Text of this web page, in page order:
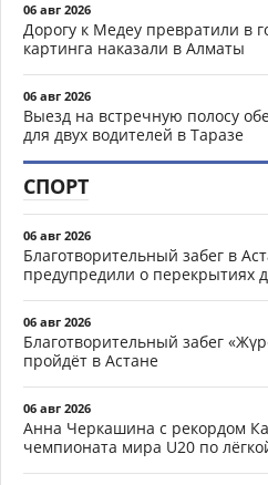
06 авг 2026
Дорогу к Медеу превратили в
картинга наказали в Алматы
06 авг 2026
Выезд на встречную полосу
для двух водителей в Таразе
СПОРТ
06 авг 2026
Благотворительный забег в
предупредили о перекрытиях
06 авг 2026
Благотворительный забег
пройдёт в Астане
06 авг 2026
Анна Черкашина с рекордом
чемпионата мира U20 по